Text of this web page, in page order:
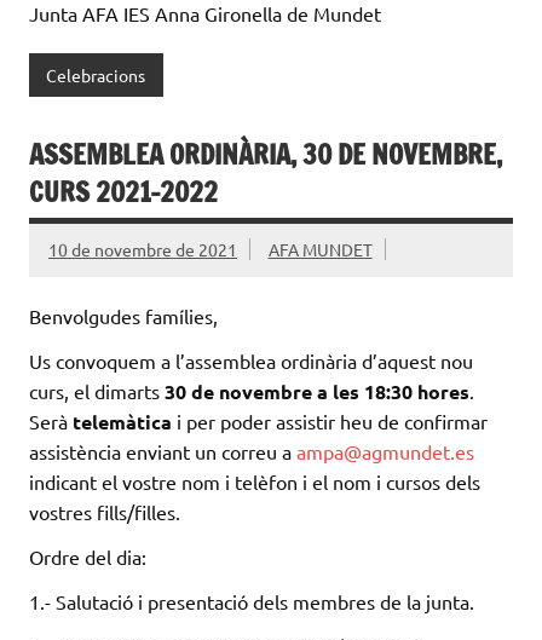
Junta AFA IES Anna Gironella de Mundet
Celebracions
ASSEMBLEA ORDINÀRIA, 30 DE NOVEMBRE,
CURS 2021-2022
10 de novembre de 2021 AFA MUNDET
Benvolgudes famílies,
Us convoquem a l’assemblea ordinària d’aquest nou
curs, el dimarts 30 de novembre a les 18:30 hores
Serà telemàtica i per poder assistir heu de confirmar
assistència enviant un correu a ampa@agmundet.es
indicant el vostre nom i telèfon i el nom i cursos dels
vostres fills/filles.
Ordre del dia:
1.- Salutació i presentació dels membres de la junta.